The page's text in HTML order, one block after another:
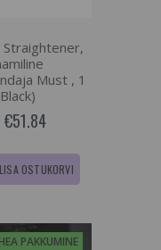
Straightener,
Must , 1
€51.84
LISA OSTUKORVI
HEA PAKKUMINE